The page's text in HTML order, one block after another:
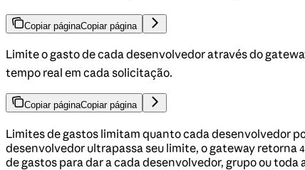
Copiar páginaCopiar página
Limite o gasto de cada desenvolvedor através do
tempo real em cada solicitação.
Copiar páginaCopiar página
Limites de gastos limitam quanto cada desenvolvedor
desenvolvedor ultrapassa seu limite, o gateway retorna
de gastos para dar a cada desenvolvedor, grupo ou